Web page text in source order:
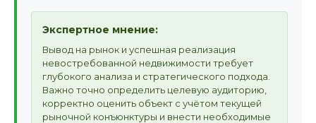
Экспертное мнение:
Вывод на рынок и успешная реализация
невостребованной недвижимости требует
глубокого анализа и стратегического подхода.
Важно точно определить целевую аудиторию,
корректно оценить объект с учётом текущей
рыночной конъюнктуры и внести необходимые